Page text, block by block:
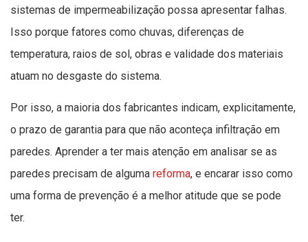
sistemas de impermeabilização possa apresentar falhas.
Isso porque fatores como chuvas, diferenças de
temperatura, raios de sol, obras e validade dos materiais
atuam no desgaste do sistema.
Por isso, a maioria dos fabricantes indicam, explicitamente,
o prazo de garantia para que não aconteça infiltração em
paredes. Aprender a ter mais atenção em analisar se as
paredes precisam de alguma reforma, e encarar isso como
uma forma de prevenção é a melhor atitude que se pode
ter.